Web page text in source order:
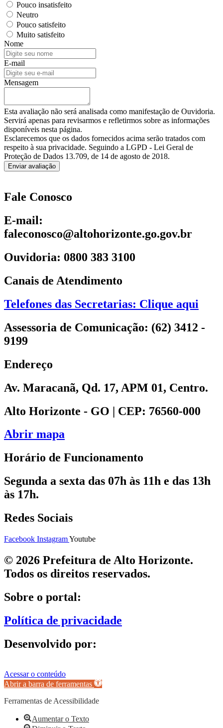
Pouco insatisfeito
Neutro
Pouco satisfeito
Muito satisfeito
Nome
E-mail
Mensagem
Esta avaliação não será analisada como manifestação de Ouvidoria.
Servirá apenas para revisarmos e refletirmos sobre as informações
disponíveis nesta página.
Esclarecemos que os dados fornecidos acima serão tratados com
respeito à sua privacidade. Seguindo a LGPD - Lei Geral de
Proteção de Dados 13.709, de 14 de agosto de 2018.
Enviar avaliação
Fale Conosco
E-mail:
faleconosco@altohorizonte.go.gov.br
Ouvidoria: 0800 383 3100
Canais de Atendimento
Telefones das Secretarias: Clique aqui
Assessoria de Comunicação: (62) 3412 -
9199
Endereço
Av. Maracanã, Qd. 17, APM 01, Centro.
Alto Horizonte - GO | CEP: 76560-000
Abrir mapa
Horário de Funcionamento
Segunda a sexta das 07h às 11h e das 13h
às 17h.
Redes Sociais
Facebook InstagramYoutube
© 2026 Prefeitura de Alto Horizonte.
Todos os direitos reservados.
Sobre o portal:
Política de privacidade
Desenvolvido por:
Acessar o conteúdo
Abrir a barra de ferramentas
Ferramentas de Acessibilidade
Aumentar o Texto